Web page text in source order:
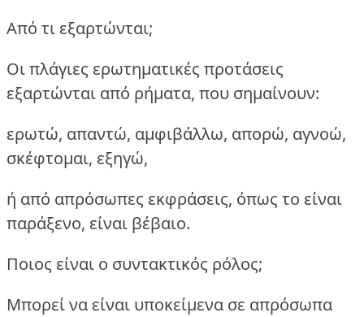
Από τι εξαρτώνται;
Οι πλάγιες ερωτηματικές προτάσεις
εξαρτώνται από ρήματα, που σημαίνουν:
ερωτώ, απαντώ, αμφιβάλλω, απορώ, αγνοώ,
σκέφτομαι, εξηγώ,
ή από απρόσωπες εκφράσεις, όπως το είναι
παράξενο, είναι βέβαιο.
Ποιος είναι ο συντακτικός ρόλος;
Μπορεί να είναι υποκείμενα σε απρόσωπα